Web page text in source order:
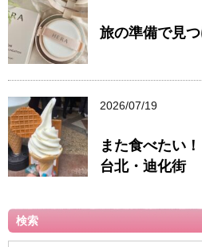
旅の準備で見
2026/07/19
また食べたい
台北・迪化街
検索